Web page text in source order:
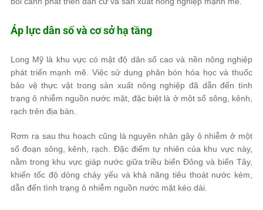
Áp lực dân số và cơ sở hạ tầng
Long Mỹ là khu vực có mật độ dân số cao và nền nông nghiệp
phát triển mạnh mẽ. Việc sử dụng phân bón hóa học và thuốc
bảo vệ thực vật trong sản xuất nông nghiệp đã dẫn đến tình
trạng ô nhiễm nguồn nước mặt, đặc biệt là ở một số sông, kênh,
rạch trên địa bàn.
Rơm rạ sau thu hoạch cũng là nguyên nhân gây ô nhiễm ở một
số đoạn sông, kênh, rạch. Đặc điểm tự nhiên của khu vực này,
nằm trong khu vực giáp nước giữa triều biển Đông và biển Tây,
khiến tốc độ dòng chảy yếu và khả năng tiêu thoát nước kém,
dẫn đến tình trạng ô nhiễm nguồn nước mặt kéo dài.